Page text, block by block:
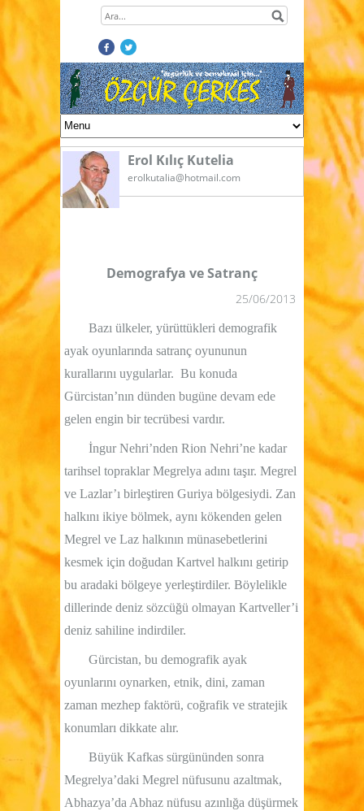
Erol Kılıç Kutelia
erolkutalia@hotmail.com
Demografya ve Satranç
25/06/2013
Bazı ülkeler, yürüttükleri demografik
ayak oyunlarında satranç oyununun
kurallarını uygularlar. Bu konuda
Gürcistan’nın dünden bugüne devam ede
gelen engin bir tecrübesi vardır.
İngur Nehri’nden Rion Nehri’ne kadar
tarihsel topraklar Megrelya adını taşır. Megrel
ve Lazlar’ı birleştiren Guriya bölgesiydi. Zan
halkını ikiye bölmek, aynı kökenden gelen
Megrel ve Laz halkının münasebetlerini
kesmek için doğudan Kartvel halkını getirip
bu aradaki bölgeye yerleştirdiler. Böylelikle
dillerinde deniz sözcüğü olmayan Kartveller’i
deniz sahiline indirdiler.
Gürcistan, bu demografik ayak
oyunlarını oynarken, etnik, dini, zaman
zaman mezhep faktörü, coğrafik ve stratejik
konumları dikkate alır.
Büyük Kafkas sürgününden sonra
Megrelya’daki Megrel nüfusunu azaltmak,
Abhazya’da Abhaz nüfusu azınlığa düşürmek